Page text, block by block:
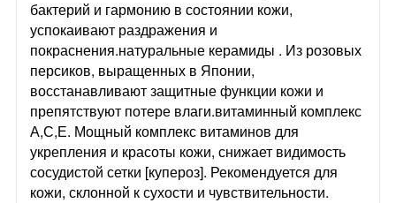
бактерий и гармонию в состоянии кожи,
успокаивают раздражения и
покраснения.натуральные керамиды . Из розовых
персиков, выращенных в Японии,
восстанавливают защитные функции кожи и
препятствуют потере влаги.витаминный комплекс
А,С,Е. Мощный комплекс витаминов для
укрепления и красоты кожи, снижает видимость
сосудистой сетки [купероз]. Рекомендуется для
кожи, склонной к сухости и чувствительности.